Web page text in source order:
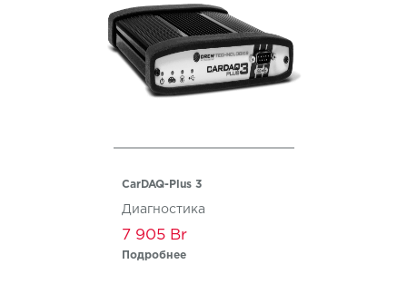
CarDAQ-Plus 3
Диагностика
7 905
Подробнее